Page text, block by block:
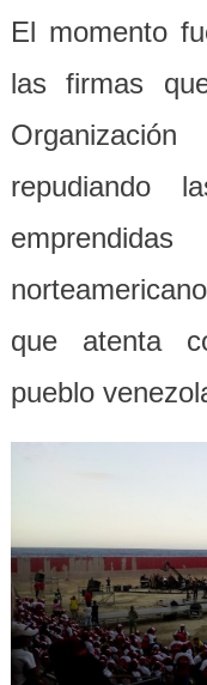
El momento
las firmas
repudiando
que atenta
pueblo